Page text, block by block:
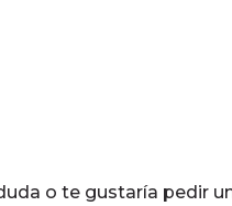
o te gustaría pedir